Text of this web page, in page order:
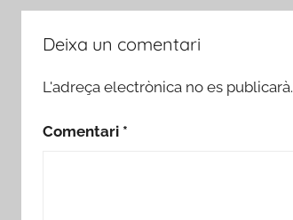
Deixa un comentari
L'adreça electrònica no es publicarà.
Comentari *